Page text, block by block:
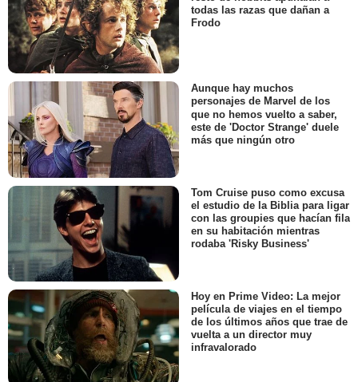
todas las razas que dañan a
Frodo
Aunque hay muchos
personajes de Marvel de los
que no hemos vuelto a saber,
este de 'Doctor Strange' duele
más que ningún otro
Tom Cruise puso como excusa
el estudio de la Biblia para ligar
con las groupies que hacían fila
en su habitación mientras
rodaba 'Risky Business'
Hoy en Prime Video: La mejor
película de viajes en el tiempo
de los últimos años que trae de
vuelta a un director muy
infravalorado